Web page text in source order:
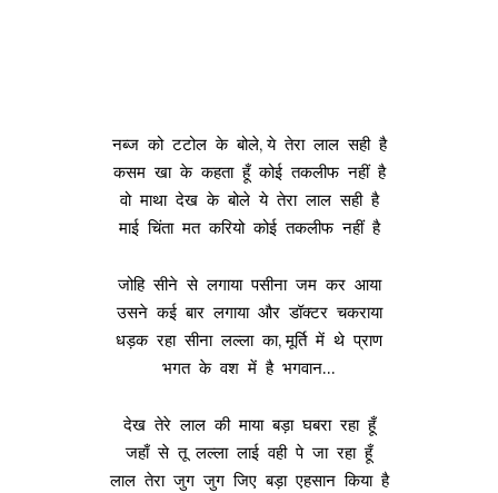
नब्ज को टटोल के बोले, ये तेरा लाल सही है
कसम खा के कहता हूँ कोई तकलीफ नहीं है
वो माथा देख के बोले ये तेरा लाल सही है
माई चिंता मत करियो कोई तकलीफ नहीं है
जोहि सीने से लगाया पसीना जम कर आया
उसने कई बार लगाया और डॉक्टर चकराया
धड़क रहा सीना लल्ला का, मूर्ति में थे प्राण
भगत के वश में है भगवान…
देख तेरे लाल की माया बड़ा घबरा रहा हूँ
जहाँ से तू लल्ला लाई वही पे जा रहा हूँ
लाल तेरा जुग जुग जिए बड़ा एहसान किया है